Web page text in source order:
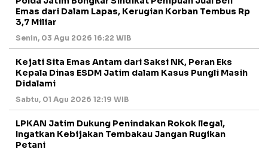
Emas dari Dalam Lapas, Kerugian Korban Tembus Rp
3,7 Miliar
Senin, 03 Agu 2026 16:22 WIB
Kejati Sita Emas Antam dari Saksi NK, Peran Eks
Kepala Dinas ESDM Jatim dalam Kasus Pungli Masih
Didalami
Sabtu, 01 Agu 2026 12:19 WIB
LPKAN Jatim Dukung Penindakan Rokok Ilegal,
Ingatkan Kebijakan Tembakau Jangan Rugikan
Petani